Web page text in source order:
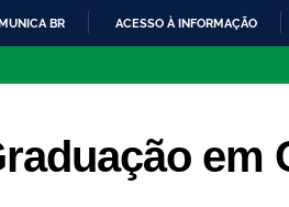
O
BR ACESSO À INFORMAÇÃO
em